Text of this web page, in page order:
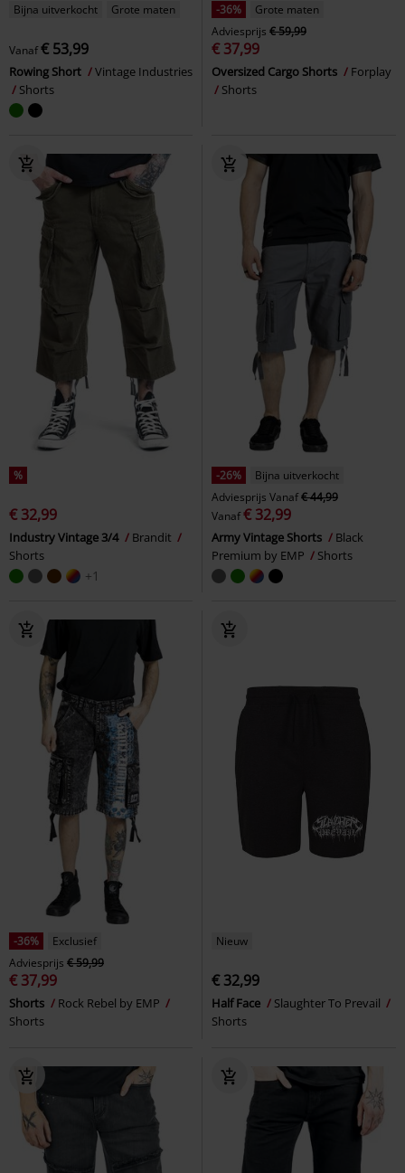
Bijna uitverkocht Grote maten
Vanaf€ 53,99
Rowing Short
Vintage Industries
Shorts
-36%
Grote maten
Adviesprijs € 59,99
€ 37,99
Oversized Cargo Shorts
Forplay
Shorts
%
€ 32,99
Industry Vintage 3/4
Brandit
Shorts
+1
-26%
Bijna uitverkocht
Adviesprijs Vanaf€ 44,99
Vanaf€ 32,99
Army Vintage Shorts
Black
Premium by EMP
Shorts
-36%
Exclusief
Adviesprijs € 59,99
€ 37,99
Shorts
Rock Rebel by EMP
Shorts
Nieuw
€ 32,99
Half Face
Slaughter To Prevail
Shorts